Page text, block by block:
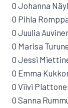
0 Johanna
0 Pihla
0 Juulia
0 Marisa
0 Jessi
0 Emma
0 Viivi
0 Sanna